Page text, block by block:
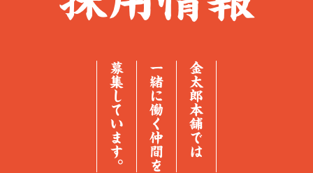
金太郎本舗では
一緒に働く仲間を
募集しています。